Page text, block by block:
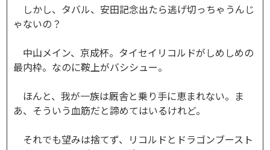
しかし、タバル、安田記念出たら逃げ切っちゃうんじ
ゃないの？
中山メイン、京成杯。タイセイリコルドがしめしめの
最内枠。なのに鞍上がバシシュー。
ほんと、我が一族は厩舎と乗り手に恵まれない。ま
あ、そういう血筋だと諦めてはいるけれど。
それでも望みは捨てず、リコルドとドラゴンブースト